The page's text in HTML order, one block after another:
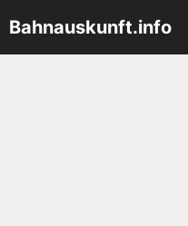
Inhalt
springen
Bahnauskunft.info